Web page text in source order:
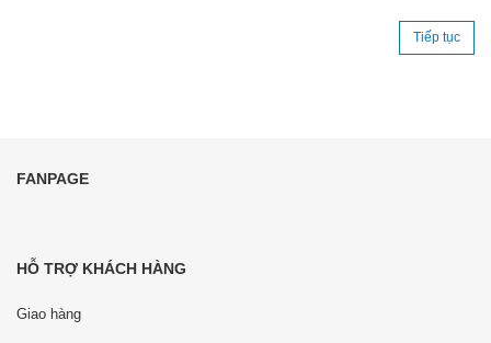
Tiếp tục
FANPAGE
HỖ TRỢ KHÁCH HÀNG
Giao hàng